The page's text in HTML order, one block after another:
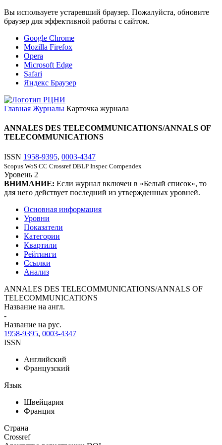
Вы используете устаревший браузер. Пожалуйста, обновите
браузер для эффективной работы с сайтом.
Google Chrome
Mozilla Firefox
Opera
Microsoft Edge
Safari
Яндекс Браузер
Главная Журналы Карточка журнала
ANNALES DES TELECOMMUNICATIONS/ANNALS OF
TELECOMMUNICATIONS
ISSN 1958-9395, 0003-4347
Scopus WoS CC Crossref DBLP Inspec Compendex
Уровень 2
ВНИМАНИЕ: Если журнал включен в «Белый список», то
для него действует последний из утвержденных уровней.
Основная информация
Уровни
Показатели
Категории
Квартили
Рейтинги
Ссылки
Анализ
ANNALES DES TELECOMMUNICATIONS/ANNALS OF
TELECOMMUNICATIONS
Название на англ.
-
Название на рус.
1958-9395, 0003-4347
ISSN
Английский
Французский
Язык
Швейцария
Франция
Страна
Crossref